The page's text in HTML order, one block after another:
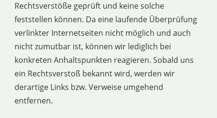
Rechtsverstöße geprüft und keine solche
feststellen können. Da eine laufende Überprüfung
verlinkter Internetseiten nicht möglich und auch
nicht zumutbar ist, können wir lediglich bei
konkreten Anhaltspunkten reagieren. Sobald uns
ein Rechtsverstoß bekannt wird, werden wir
derartige Links bzw. Verweise umgehend
entfernen.